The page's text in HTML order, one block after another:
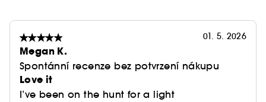
01. 5. 2026
Megan K.
Spontánní recenze bez potvrzení nákupu
Love it
I’ve been on the hunt for a light